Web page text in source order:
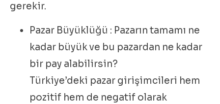
gerekir.
Pazar Büyüklüğü : Pazarın tamamı ne
kadar büyük ve bu pazardan ne kadar
bir pay alabilirsin?
Türkiye’deki pazar girişimcileri hem
pozitif hem de negatif olarak